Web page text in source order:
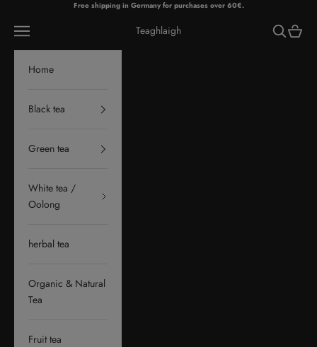
Free shipping in Germany for purchases over 60€.
Teaghlaigh
Navigation menu Search
Cart
Home
Black tea
Green tea
White tea /
Oolong
herbal tea
Organic & Natural
Tea
Fruit tea